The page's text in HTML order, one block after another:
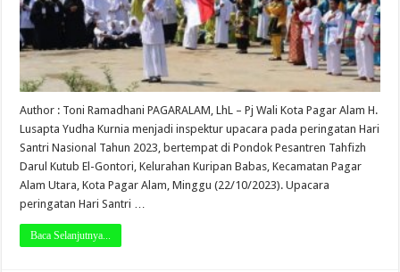
Author : Toni Ramadhani PAGARALAM, LhL – Pj Wali Kota Pagar Alam H.
Lusapta Yudha Kurnia menjadi inspektur upacara pada peringatan Hari
Santri Nasional Tahun 2023, bertempat di Pondok Pesantren Tahfizh
Darul Kutub El-Gontori, Kelurahan Kuripan Babas, Kecamatan Pagar
Alam Utara, Kota Pagar Alam, Minggu (22/10/2023). Upacara
peringatan Hari Santri …
Baca Selanjutnya...